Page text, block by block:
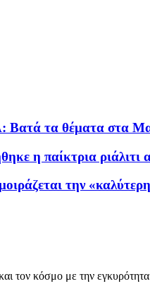
Βατά τα θέματα στα
η παίκτρια ριάλιτι
την
τον κόσμο με την